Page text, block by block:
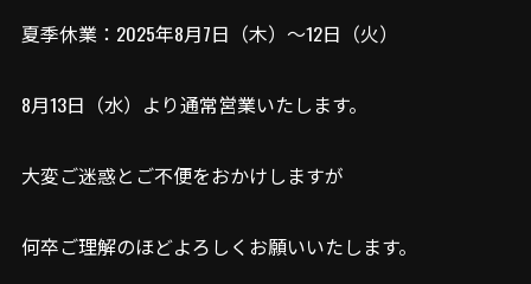
夏季休業：2025年8月7日（木）～12日（火）
8月13日（水）より通常営業いたします。
大変ご迷惑とご不便をおかけしますが
何卒ご理解のほどよろしくお願いいたします。